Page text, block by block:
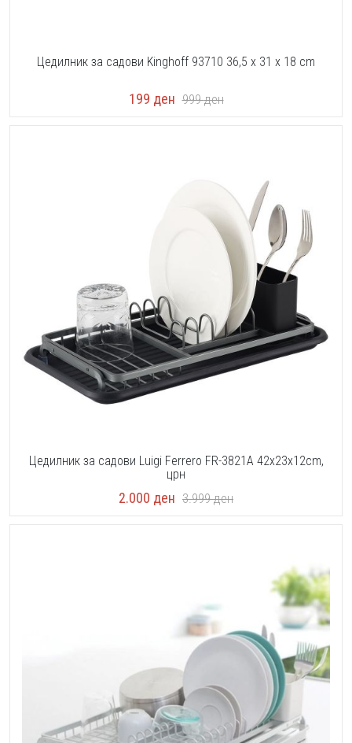
Цедилник за садови Kinghoff 93710 36,5 x 31 x 18 cm
199 ден 999ден
Цедилник за садови Luigi Ferrero FR-3821A 42x23x12cm,
црн
2.000 ден 3.999ден